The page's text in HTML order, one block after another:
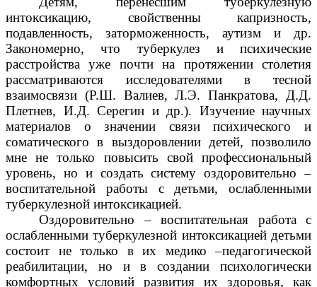
интоксикацию, свойственны капризность,
подавленность, заторможенность, аутизм и др.
Закономерно, что туберкулез и психические
расстройства уже почти на протяжении столетия
рассматриваются исследователями в тесной
взаимосвязи (Р.Ш. Валиев, Л.Э. Панкратова, Д.Д.
Плетнев, И.Д. Серегин и др.). Изучение научных
материалов о значении связи
психического и
соматического в выздоровлении детей, позволило
мне не только повысить свой профессиональный
уровень, но и создать систему оздоровительно –
воспитательной работы с детьми, ослабленными
туберкулезной интоксикацией.
Оздоровительно – воспитательная работа с
ослабленными туберкулезной интоксикацией детьми
состоит не только в их медико –педагогической
реабилитации, но и в создании психологически
комфортных условий развития их здоровья,
как